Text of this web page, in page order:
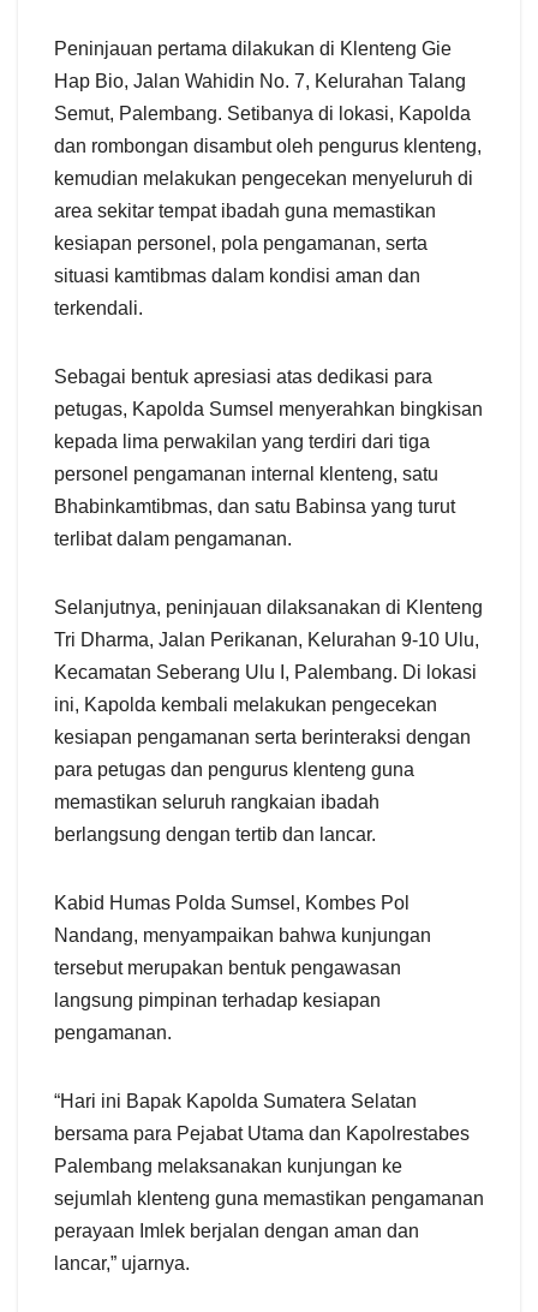
Peninjauan pertama dilakukan di Klenteng Gie
Hap Bio, Jalan Wahidin No. 7, Kelurahan Talang
Semut, Palembang. Setibanya di lokasi, Kapolda
dan rombongan disambut oleh pengurus klenteng,
kemudian melakukan pengecekan menyeluruh di
area sekitar tempat ibadah guna memastikan
kesiapan personel, pola pengamanan, serta
situasi kamtibmas dalam kondisi aman dan
terkendali.
Sebagai bentuk apresiasi atas dedikasi para
petugas, Kapolda Sumsel menyerahkan bingkisan
kepada lima perwakilan yang terdiri dari tiga
personel pengamanan internal klenteng, satu
Bhabinkamtibmas, dan satu Babinsa yang turut
terlibat dalam pengamanan.
Selanjutnya, peninjauan dilaksanakan di Klenteng
Tri Dharma, Jalan Perikanan, Kelurahan 9-10 Ulu,
Kecamatan Seberang Ulu I, Palembang. Di lokasi
ini, Kapolda kembali melakukan pengecekan
kesiapan pengamanan serta berinteraksi dengan
para petugas dan pengurus klenteng guna
memastikan seluruh rangkaian ibadah
berlangsung dengan tertib dan lancar.
Kabid Humas Polda Sumsel, Kombes Pol
Nandang, menyampaikan bahwa kunjungan
tersebut merupakan bentuk pengawasan
langsung pimpinan terhadap kesiapan
pengamanan.
“Hari ini Bapak Kapolda Sumatera Selatan
bersama para Pejabat Utama dan Kapolrestabes
Palembang melaksanakan kunjungan ke
sejumlah klenteng guna memastikan pengamanan
perayaan Imlek berjalan dengan aman dan
lancar,” ujarnya.